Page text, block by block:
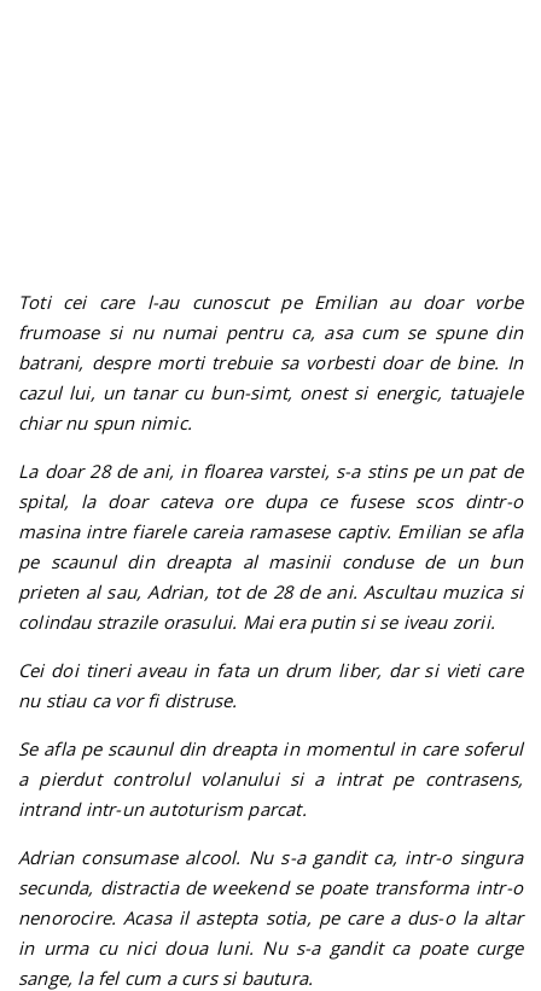
Toti cei care l-au cunoscut pe Emilian au doar vorbe
frumoase si nu numai pentru ca, asa cum se spune din
batrani, despre morti trebuie sa vorbesti doar de bine. In
cazul lui, un tanar cu bun-simt, onest si energic, tatuajele
chiar nu spun nimic.
La doar 28 de ani, in floarea varstei, s-a stins pe un pat de
spital, la doar cateva ore dupa ce fusese scos dintr-o
masina intre fiarele careia ramasese captiv. Emilian se afla
pe scaunul din dreapta al masinii conduse de un bun
prieten al sau, Adrian, tot de 28 de ani. Ascultau muzica si
colindau strazile orasului. Mai era putin si se iveau zorii.
Cei doi tineri aveau in fata un drum liber, dar si vieti care
nu stiau ca vor fi distruse.
Se afla pe scaunul din dreapta in momentul in care soferul
a pierdut controlul volanului si a intrat pe contrasens,
intrand intr-un autoturism parcat.
Adrian consumase alcool. Nu s-a gandit ca, intr-o singura
secunda, distractia de weekend se poate transforma intr-o
nenorocire. Acasa il astepta sotia, pe care a dus-o la altar
in urma cu nici doua luni. Nu s-a gandit ca poate curge
sange, la fel cum a curs si bautura.